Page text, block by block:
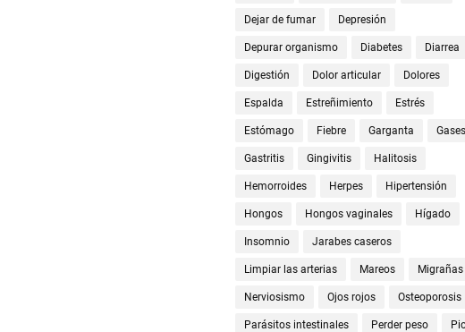
Dejar de fumar Depresión
Depurar organismo Diabetes Diarrea
Digestión Dolor articular Dolores
Espalda Estreñimiento Estrés
Estómago Fiebre Garganta Gases
Gastritis Gingivitis Halitosis
Hemorroides Herpes Hipertensión
Hongos Hongos vaginales Hígado
Insomnio Jarabes caseros
Limpiar las arterias Mareos Migrañas
Nerviosismo Ojos rojos Osteoporosis
Parásitos intestinales Perder peso